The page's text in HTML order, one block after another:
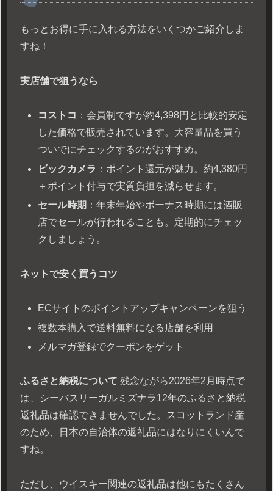
もっとお得に手に入れる方法をいくつかご紹介しま
すね！
実店舗で狙うなら
コストコ ：会員制ですが約4,398円と比較的安定
した価格で販売されています。大容量品を買う
ついでにチェックするのがおすすめ。
ビックカメラ ：ポイント還元が魅力。約4,380円
＋ポイント付与で実質負担を減らせます。
セール時期 ：年末年始やボーナス時期には酒販
店でセールが行われることも。定期的にチェッ
クしましょう。
ネットで安く買うコツ
ECサイトのポイントアップキャンペーンを狙う
複数本購入で送料無料になる店舗を利用
メルマガ登録でクーポンをゲット
ふるさと納税について 残念ながら2026年2月時点で
は、シーバスリーガルミズナラ12年のふるさと納税
返礼品は確認できませんでした。スコットランド産
のため、日本の自治体の返礼品にはなりにくいんで
すね。
ただし、ウイスキー関連の返礼品は他にもたくさん